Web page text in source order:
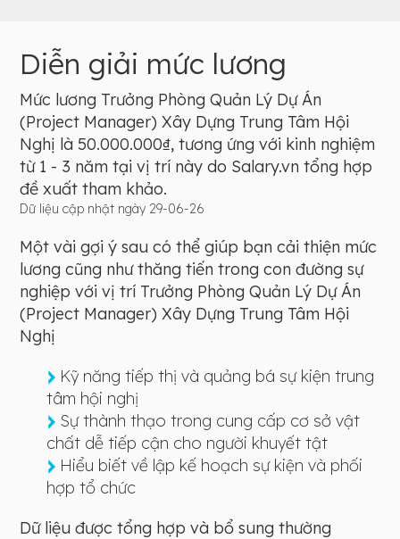
Diễn giải mức lương
Mức lương Trưởng Phòng Quản Lý Dự Án
(Project Manager) Xây Dựng Trung Tâm Hội
Nghị là 50.000.000₫, tương ứng với kinh nghiệm
từ 1 - 3 năm tại vị trí này do Salary.vn tổng hợp
đề xuất tham khảo.
Dữ liệu cập nhật ngày 29-06-26
Một vài gợi ý sau có thể giúp bạn cải thiện mức
lương cũng như thăng tiến trong con đường sự
nghiệp với vị trí Trưởng Phòng Quản Lý Dự Án
(Project Manager) Xây Dựng Trung Tâm Hội
Nghị
Kỹ năng tiếp thị và quảng bá sự kiện trung
tâm hội nghị
Sự thành thạo trong cung cấp cơ sở vật
chất dễ tiếp cận cho người khuyết tật
Hiểu biết về lập kế hoạch sự kiện và phối
hợp tổ chức
Dữ liệu được tổng hợp và bổ sung thường